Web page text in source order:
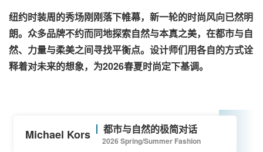
纽约时装周的秀场刚刚落下帷幕，新一轮的时尚风向已然明
朗。众多品牌不约而同地探索自然与本真之美，在都市与自
然、力量与柔美之间寻找平衡点。设计师们用各自的方式诠
释着对未来的想象，为2026春夏时尚定下基调。
Michael Kors 都市与自然的极简对话
2026 Spring/Summer Fashion